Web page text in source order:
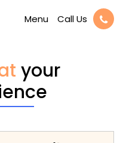
Menu Call Us
your